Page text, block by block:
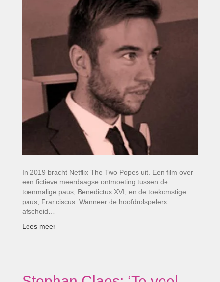
In 2019 bracht Netflix The Two Popes uit. Een film over
een fictieve meerdaagse ontmoeting tussen de
toenmalige paus, Benedictus XVI, en de toekomstige
paus, Franciscus. Wanneer de hoofdrolspelers
afscheid…
Lees meer